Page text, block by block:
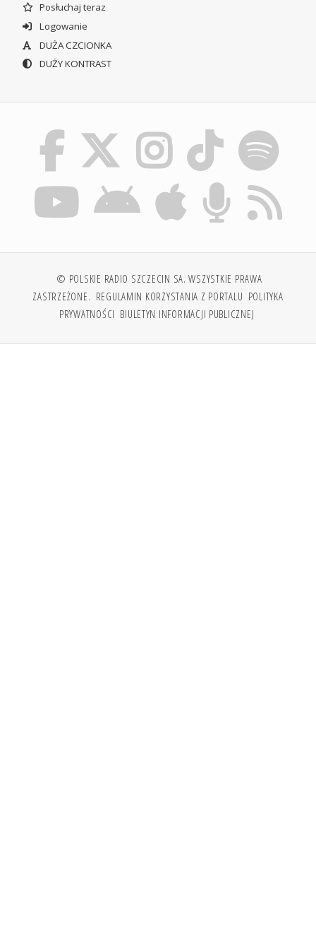
Posłuchaj teraz
Logowanie
DUŻA CZCIONKA
DUŻY KONTRAST
© POLSKIE RADIO SZCZECIN SA. WSZYSTKIE PRAWA
ZASTRZEŻONE. REGULAMIN KORZYSTANIA Z PORTALU POLITYKA
PRYWATNOŚCI BIULETYN INFORMACJI PUBLICZNEJ